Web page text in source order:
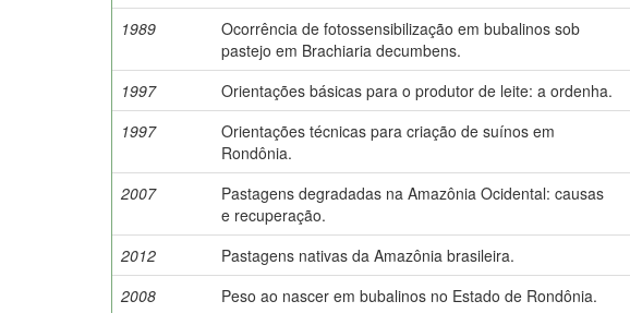
1989
Ocorrência de fotossensibilização em bubalinos sob
pastejo em Brachiaria decumbens.
1997 Orientações básicas para o produtor de leite: a ordenha.
1997
Orientações técnicas para criação de suínos em
Rondônia.
2007
Pastagens degradadas na Amazônia Ocidental: causas
e recuperação.
2012 Pastagens nativas da Amazônia brasileira.
2008
Peso ao nascer em bubalinos no Estado de Rondônia.